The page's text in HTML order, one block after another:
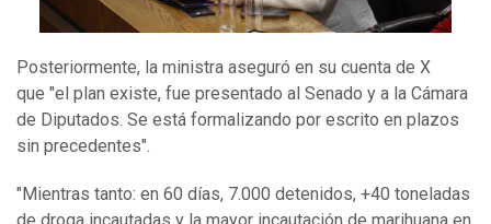
Posteriormente, la ministra aseguró en su cuenta de X
que "el plan existe, fue presentado al Senado y a la Cámara
de Diputados. Se está formalizando por escrito en plazos
sin precedentes".
"Mientras tanto: en 60 días, 7.000 detenidos, +40 toneladas